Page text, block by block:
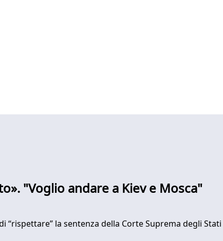
"Voglio andare a Kiev e Mosca"
“rispettare” la sentenza della Corte Suprema degli